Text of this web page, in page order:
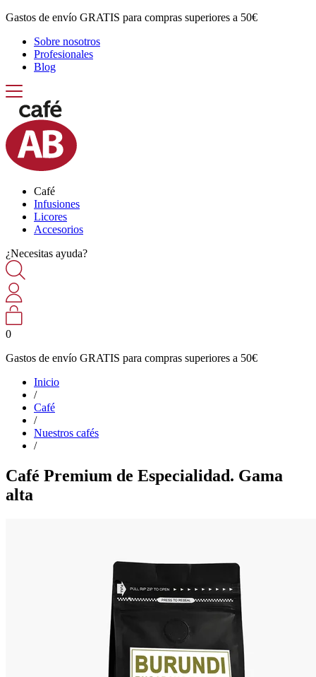
Gastos de envío GRATIS para compras superiores a 50€
Sobre nosotros
Profesionales
Blog
Café
Infusiones
Licores
Accesorios
¿Necesitas ayuda?
0
Gastos de envío GRATIS para compras superiores a 50€
Inicio
/
Café
/
Nuestros cafés
/
Café Premium de Especialidad. Gama
alta